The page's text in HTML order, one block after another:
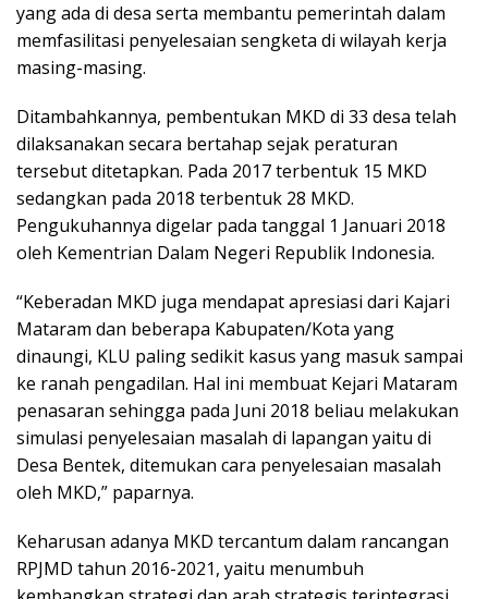
yang ada di desa serta membantu pemerintah dalam
memfasilitasi penyelesaian sengketa di wilayah kerja
masing-masing.
Ditambahkannya, pembentukan MKD di 33 desa telah
dilaksanakan secara bertahap sejak peraturan
tersebut ditetapkan. Pada 2017 terbentuk 15 MKD
sedangkan pada 2018 terbentuk 28 MKD.
Pengukuhannya digelar pada tanggal 1 Januari 2018
oleh Kementrian Dalam Negeri Republik Indonesia.
“Keberadan MKD juga mendapat apresiasi dari Kajari
Mataram dan beberapa Kabupaten/Kota yang
dinaungi, KLU paling sedikit kasus yang masuk sampai
ke ranah pengadilan. Hal ini membuat Kejari Mataram
penasaran sehingga pada Juni 2018 beliau melakukan
simulasi penyelesaian masalah di lapangan yaitu di
Desa Bentek, ditemukan cara penyelesaian masalah
oleh MKD,” paparnya.
Keharusan adanya MKD tercantum dalam rancangan
RPJMD tahun 2016-2021, yaitu menumbuh